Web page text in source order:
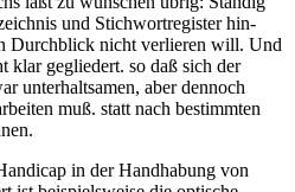
und Stichwortregister hin-
Durchblick nicht verlieren will. Und
klar gegliedert. so daß sich der
unterhaltsamen, aber dennoch
muß. statt nach bestimmten
in der Handhabung von